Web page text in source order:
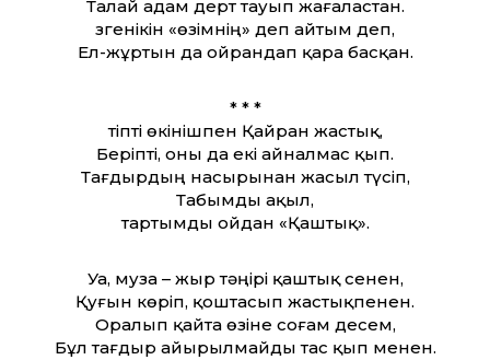
Талай адам дерт тауып жағаластан.
Өзгенікін «өзімнің» деп айтым деп,
Ел-жұртын да ойрандап қара басқан.
* * *
Өтіпті өкінішпен Қайран жастық,
Беріпті, оны да екі айналмас қып.
Тағдырдың насырынан жасыл түсіп,
Табымды ақыл,
тартымды ойдан «Қаштық».
Уа, муза – жыр тәңірі қаштық сенен,
Қуғын көріп, қоштасып жастықпенен.
Оралып қайта өзіне соғам десем,
Бұл тағдыр айырылмайды тас қып менен.